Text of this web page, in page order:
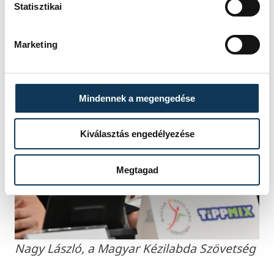
Statisztikai
Marketing
Mindennek a megengedése
Kiválasztás engedélyezése
Megtagad
Nagy László, a Magyar Kézilabda Szövetség